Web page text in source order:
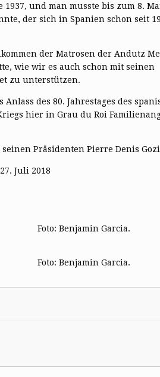
und man musste bis zum 8.
der sich in Spanien schon seit
der Matrosen der Andutz
wie wir es auch schon mit seinen
zu unterstützen.
des 80. Jahrestages des
hier in Grau du Roi
Präsidenten Pierre Denis
Juli 2018
Foto: Benjamin Garcia.
Foto: Benjamin Garcia.